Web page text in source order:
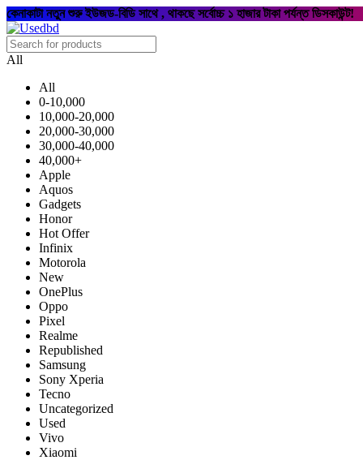
কেনাকাটা নতুন শুরু ইউজড-বিডি সাথে , থাকছে সর্বোচ্চ ১ হাজার টাকা পর্যন্ত ডিসকাউন্ট!
All
All
0-10,000
10,000-20,000
20,000-30,000
30,000-40,000
40,000+
Apple
Aquos
Gadgets
Honor
Hot Offer
Infinix
Motorola
New
OnePlus
Oppo
Pixel
Realme
Republished
Samsung
Sony Xperia
Tecno
Uncategorized
Used
Vivo
Xiaomi